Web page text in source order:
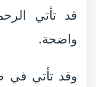
قد تأتي
واضحة.
وقد تأتي في